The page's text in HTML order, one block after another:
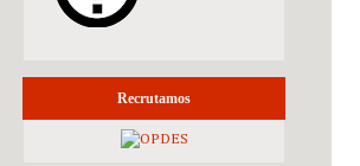
Recrutamos